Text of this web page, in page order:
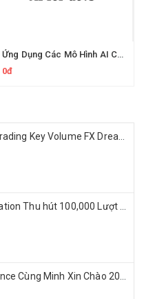
Ứng Dụng Các Mô Hình AI Cho Lập Trình Viên Cùng ProtonX
0đ